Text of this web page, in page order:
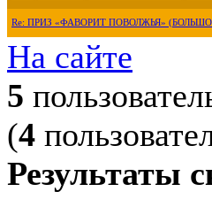
Re: ПРИЗ «ФАВОРИТ ПОВОЛЖЬЯ»
На сайте
5
(4
Результаты